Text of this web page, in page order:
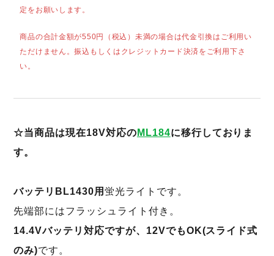
定をお願いします。
商品の合計金額が550円（税込）未満の場合は代金引換はご利用い
ただけません。振込もしくはクレジットカード決済をご利用下さ
い。
☆当商品は現在18V対応の ML184に移行しておりま
す。
バッテリBL1430用 蛍光ライトです。
先端部にはフラッシュライト付き。
14.4Vバッテリ対応ですが、12VでもOK(スライド式
のみ)です。